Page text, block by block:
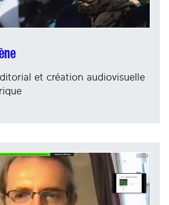
et création audiovisuelle